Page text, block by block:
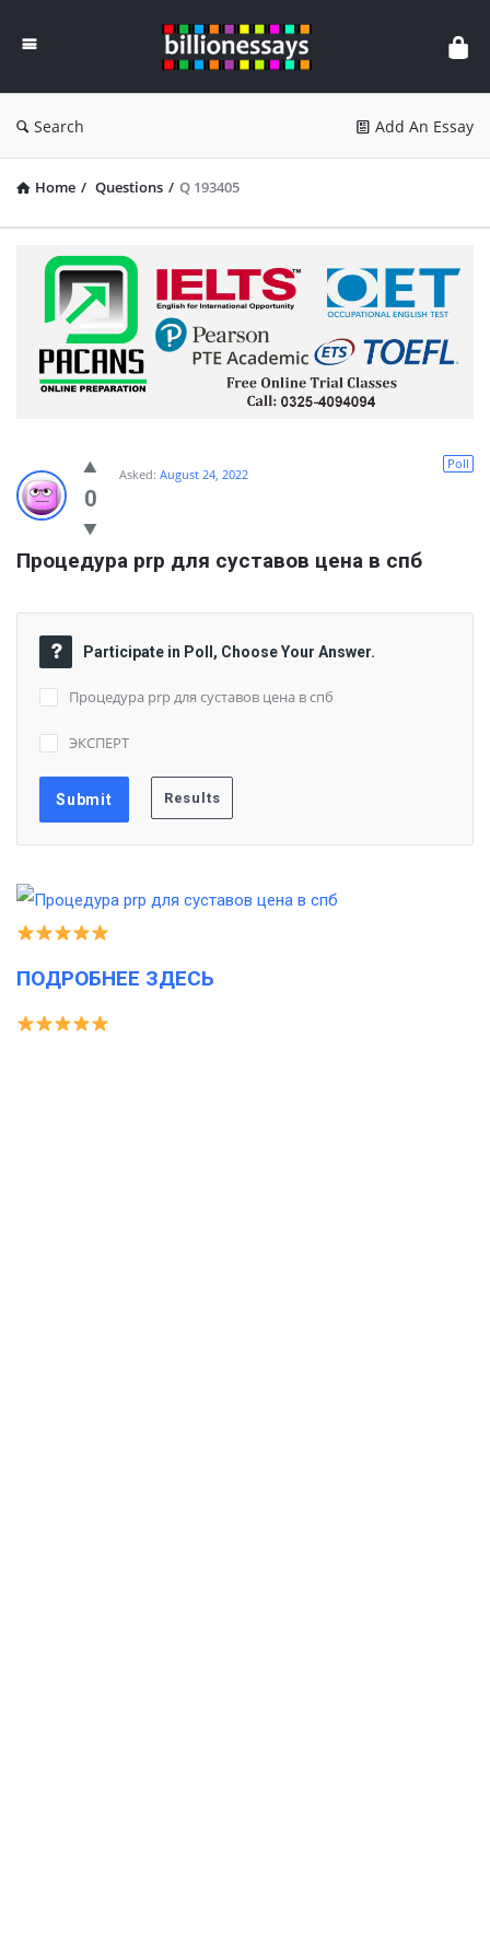
Essays
Search Add An Essay
Home / Questions / Q 193405
0
Poll
Asked: August 24, 2022
Процедура prp для суставов цена в спб
Participate in Poll, Choose Your Answer.
Процедура prp для суставов цена в спб
ЭКСПЕРТ
ПОДРОБНЕЕ ЗДЕСЬ